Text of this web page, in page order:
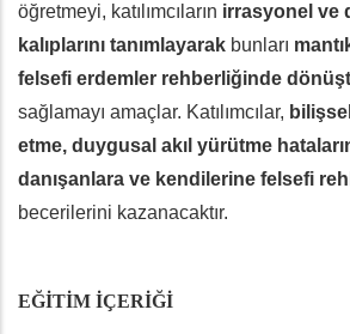
öğretmeyi, katılımcıların irrasyonel ve
kalıplarını tanımlayarak bunları
felsefi erdemler rehberliğinde
sağlamayı amaçlar. Katılımcılar,
etme, duygusal akıl yürütme
danışanlara ve kendilerine felsefi
becerilerini kazanacaktır.
EĞİTİM İÇERİĞİ